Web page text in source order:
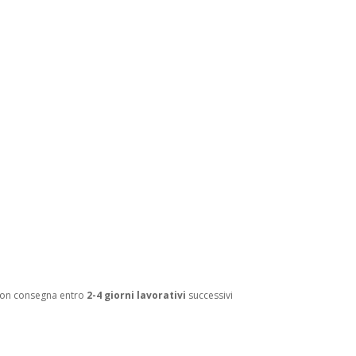
consegna entro 2-4 giorni lavorativi successivi